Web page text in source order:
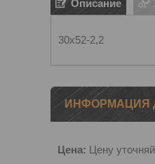
Описание
30х52-2,2
ИНФОРМАЦИЯ
Цена: Цену